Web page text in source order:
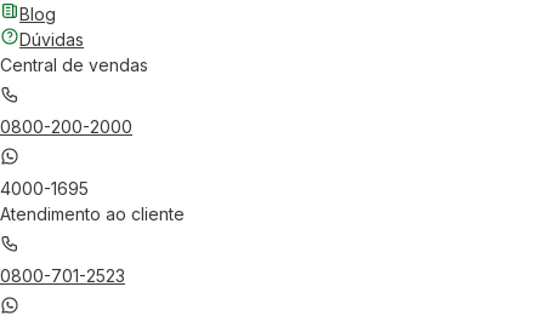
Blog
Dúvidas
Central de vendas
0800-200-2000
4000-1695
Atendimento ao cliente
0800-701-2523